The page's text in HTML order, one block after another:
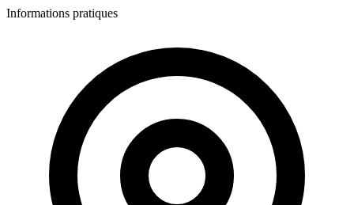
Informations pratiques